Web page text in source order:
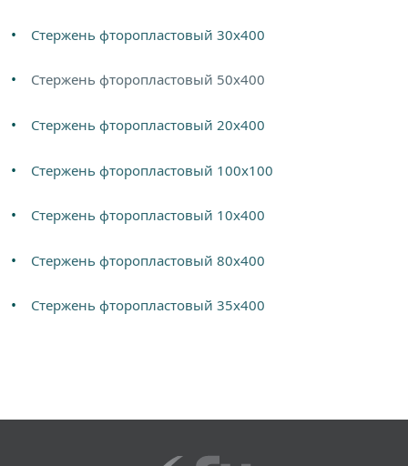
Стержень фторопластовый 30х400
Стержень фторопластовый 50х400
Стержень фторопластовый 20х400
Стержень фторопластовый 100х100
Стержень фторопластовый 10х400
Стержень фторопластовый 80х400
Стержень фторопластовый 35х400